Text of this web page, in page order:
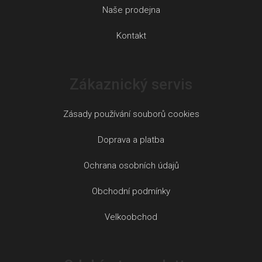
Naše prodejna
Kontakt
Zásady používání souborů cookies
Doprava a platba
Ochrana osobních údajů
Obchodní podmínky
Velkoobchod